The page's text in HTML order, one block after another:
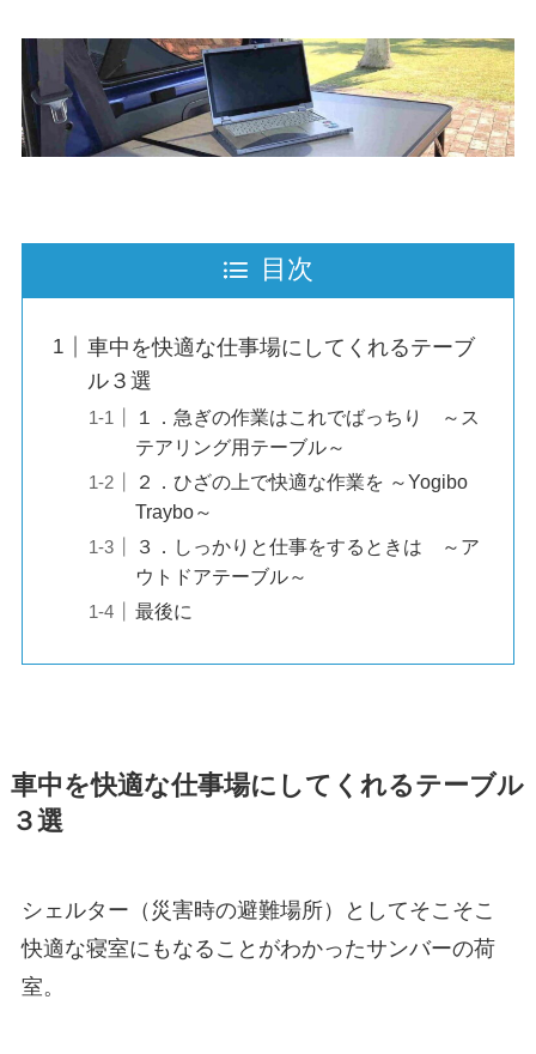
目次
車中を快適な仕事場にしてくれるテーブ
ル３選
１．急ぎの作業はこれでばっちり ～ス
テアリング用テーブル～
２．ひざの上で快適な作業を ～Yogibo
Traybo～
３．しっかりと仕事をするときは ～ア
ウトドアテーブル～
最後に
車中を快適な仕事場にしてくれるテーブル
３選
シェルター（災害時の避難場所）としてそこそこ
快適な寝室にもなることがわかったサンバーの荷
室。